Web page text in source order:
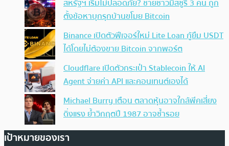
สหรัฐฯ เริ่มไม่ปลอดภัย? ชายชาวมิสซูรี 3 คน ถูก
ตั้งข้อหาบุกรุกบ้านขโมย Bitcoin
Binance เปิดตัวฟีเจอร์ใหม่ Lite Loan กู้ยืม USDT
ได้โดยไม่ต้องขาย Bitcoin จากพอร์ต
Cloudflare เปิดตัวกระเป๋า Stablecoin ให้ AI
Agent จ่ายค่า API และคอนเทนต์เองได้
Michael Burry เตือน ตลาดหุ้นอาจใกล้พีคเสี่ยง
ดิ่งแรง ย้ำวิกฤตปี 1987 อาจซ้ำรอย
เป้าหมายของเรา